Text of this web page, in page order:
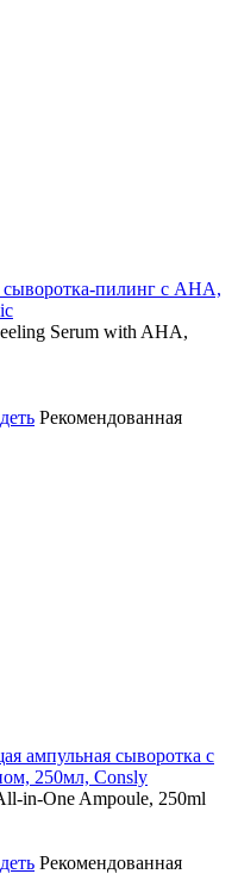
пилинг с AHA,
Serum with AHA,
Рекомендованная
ампульная сыворотка с
250мл, Consly
in-One Ampoule, 250ml
Рекомендованная